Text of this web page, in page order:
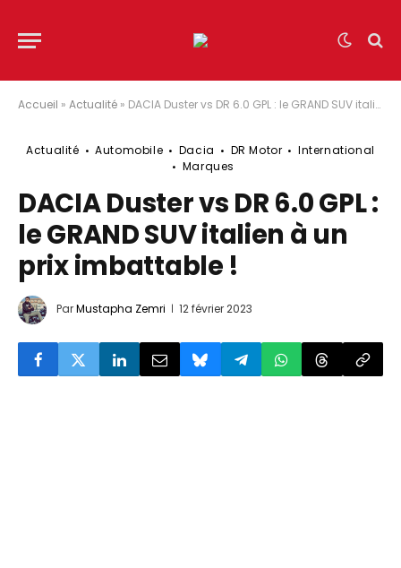
Accueil » Actualité » DACIA Duster vs DR 6.0 GPL : le GRAND SUV italien à un prix imbattable !
Actualité Automobile Dacia DR Motor
International
Marques
DACIA Duster vs DR 6.0 GPL :
le GRAND SUV italien à un
prix imbattable !
ParMustapha Zemri 12 février 2023